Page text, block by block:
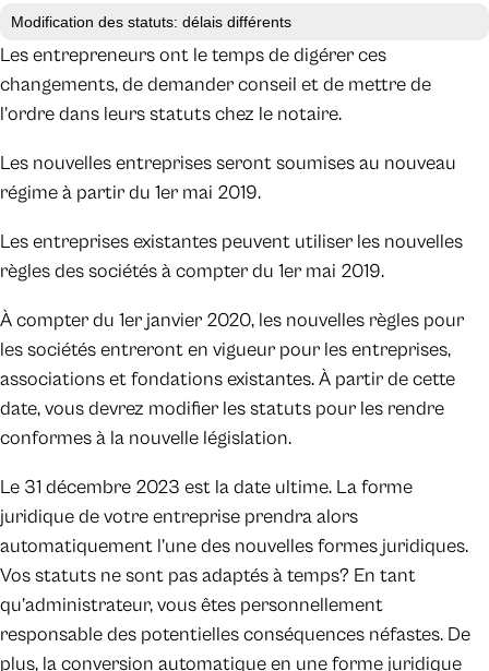
Modification des statuts: délais différents
Les entrepreneurs ont le temps de digérer ces
changements, de demander conseil et de mettre de
l’ordre dans leurs statuts chez le notaire.
Les nouvelles entreprises seront soumises au nouveau
régime à partir du 1er mai 2019.
Les entreprises existantes peuvent utiliser les nouvelles
règles des sociétés à compter du 1er mai 2019.
À compter du 1er janvier 2020, les nouvelles règles pour
les sociétés entreront en vigueur pour les entreprises,
associations et fondations existantes. À partir de cette
date, vous devrez modifier les statuts pour les rendre
conformes à la nouvelle législation.
Le 31 décembre 2023 est la date ultime. La forme
juridique de votre entreprise prendra alors
automatiquement l’une des nouvelles formes juridiques.
Vos statuts ne sont pas adaptés à temps? En tant
qu’administrateur, vous êtes personnellement
responsable des potentielles conséquences néfastes. De
plus, la conversion automatique en une forme juridique